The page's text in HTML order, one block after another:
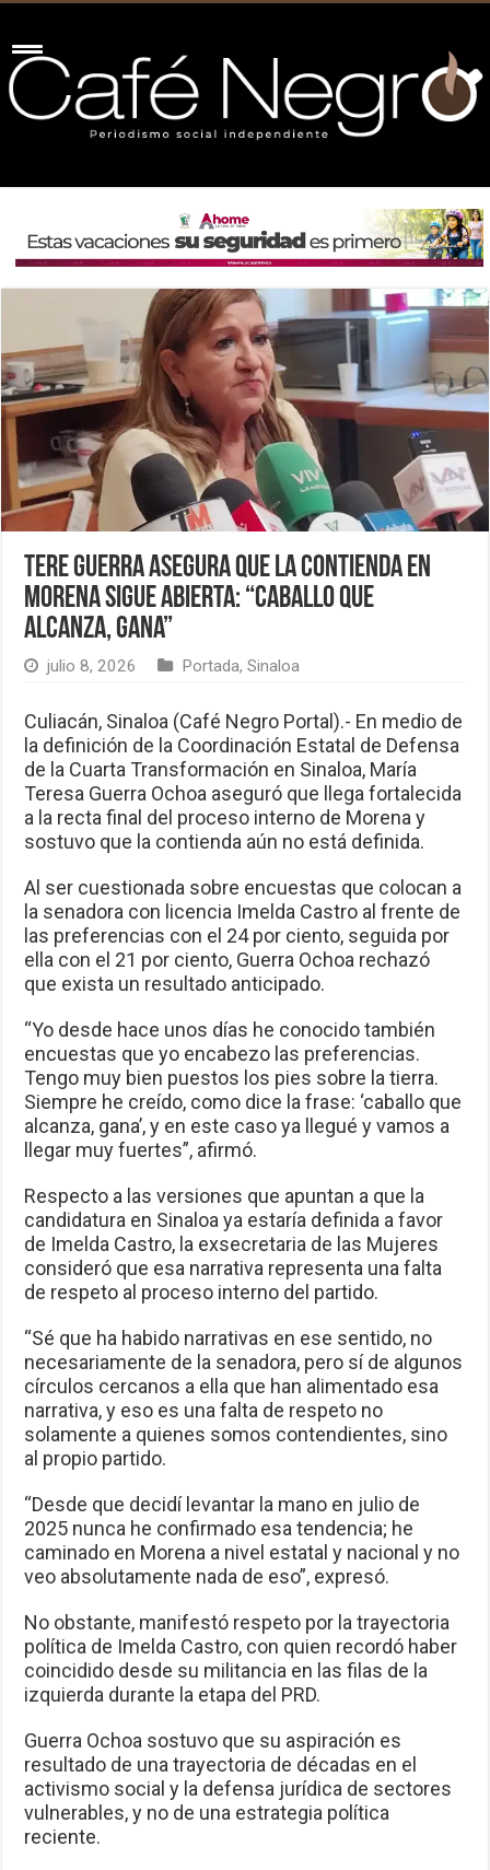
Tere Guerra asegura que la contienda en
Morena sigue abierta: “Caballo que
alcanza, gana”
julio 8, 2026 Portada,Sinaloa
Culiacán, Sinaloa (Café Negro Portal).- En medio de
la definición de la Coordinación Estatal de Defensa
de la Cuarta Transformación en Sinaloa, María
Teresa Guerra Ochoa aseguró que llega fortalecida
a la recta final del proceso interno de Morena y
sostuvo que la contienda aún no está definida.
Al ser cuestionada sobre encuestas que colocan a
la senadora con licencia Imelda Castro al frente de
las preferencias con el 24 por ciento, seguida por
ella con el 21 por ciento, Guerra Ochoa rechazó
que exista un resultado anticipado.
“Yo desde hace unos días he conocido también
encuestas que yo encabezo las preferencias.
Tengo muy bien puestos los pies sobre la tierra.
Siempre he creído, como dice la frase: ‘caballo que
alcanza, gana’, y en este caso ya llegué y vamos a
llegar muy fuertes”, afirmó.
Respecto a las versiones que apuntan a que la
candidatura en Sinaloa ya estaría definida a favor
de Imelda Castro, la exsecretaria de las Mujeres
consideró que esa narrativa representa una falta
de respeto al proceso interno del partido.
“Sé que ha habido narrativas en ese sentido, no
necesariamente de la senadora, pero sí de algunos
círculos cercanos a ella que han alimentado esa
narrativa, y eso es una falta de respeto no
solamente a quienes somos contendientes, sino
al propio partido.
“Desde que decidí levantar la mano en julio de
2025 nunca he confirmado esa tendencia; he
caminado en Morena a nivel estatal y nacional y no
veo absolutamente nada de eso”, expresó.
No obstante, manifestó respeto por la trayectoria
política de Imelda Castro, con quien recordó haber
coincidido desde su militancia en las filas de la
izquierda durante la etapa del PRD.
Guerra Ochoa sostuvo que su aspiración es
resultado de una trayectoria de décadas en el
activismo social y la defensa jurídica de sectores
vulnerables, y no de una estrategia política
reciente.